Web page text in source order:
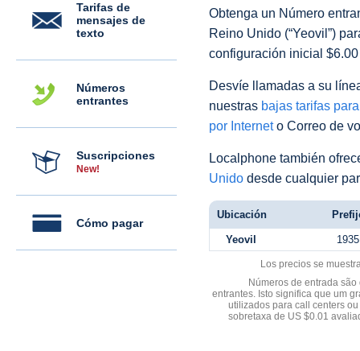
Tarifas de
mensajes de
texto
Números
entrantes
Suscripciones
New!
Cómo pagar
Obtenga un Número
Reino Unido (“Yeovil”)
configuración inicial
Desvíe llamadas a su
nuestras bajas tarifas
por Interneto Correo de
Localphone también
Unido desde cualquier
Ubicación
Yeovil 1935
Los precios se
Números de entrada
entrantes. Isto significa que um
utilizados para call centers
sobretaxa de US $0.01